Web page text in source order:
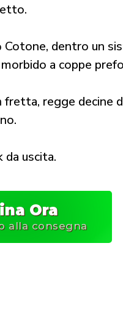
dentro un
a coppe
regge decine
uscita.
Ora
alla consegna